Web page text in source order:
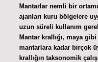
Mantarlar nemli bir
ajanları kuru bölgelere
uzun süreli kullanım
Mantar krallığı, maya
mantarlara kadar birçok
krallığın taksonomik